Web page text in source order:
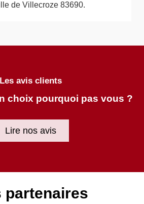
de Villecroze 83690.
Les avis clients
choix pourquoi pas vous ?
Lire nos avis
partenaires